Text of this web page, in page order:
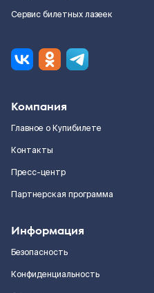
Сервис билетных лазеек
Компания
Главное о Купибилете
Контакты
Пресс-центр
Партнерская программа
Информация
Безопасность
Конфиденциальность